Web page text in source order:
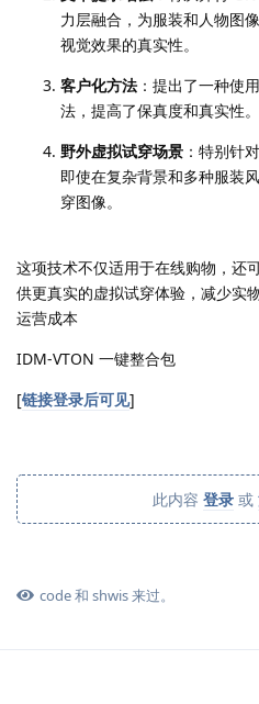
力层融合，为服装和人物图
视觉效果的真实性。
客户化方法 ：提出了一种使
法，提高了保真度和真实性。
野外虚拟试穿场景 ：特别针
即使在复杂背景和多种服装
穿图像。
这项技术不仅适用于在线购物，还
供更真实的虚拟试穿体验，减少实
运营成本
IDM-VTON 一键整合包
[链接登录后可见]
此内容 登录 或
code和 shwis来过。